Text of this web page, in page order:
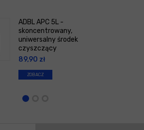
ADBL APC 5L -
skoncentrowany,
uniwersalny środek
czyszczący
89,90 zł
ZOBACZ